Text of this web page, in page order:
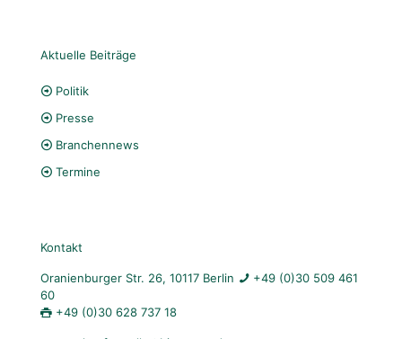
Aktuelle Beiträge
Politik
Presse
Branchennews
Termine
Kontakt
Oranienburger Str. 26, 10117 Berlin
+49 (0)30 509 461
60
+49 (0)30 628 737 18